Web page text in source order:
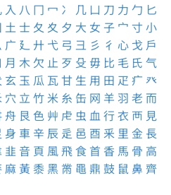
入 八 冂 冖 冫 几 凵 刀 力 勹 匕
土 士 夂 夊 夕 大 女 子 宀 寸小
广 廴廾 弋 弓 彐 彡 彳 心 戈 戶
月 木欠 止 歹 殳 毋 比 毛 氏 气
玄 玉 瓜 瓦甘 生 用 田 疋 疒 癶
穴 立 竹米 糸 缶 网 羊 羽 老 而
舟 艮 色 艸 虍 虫 血行衣 襾 見
身 車 辛 辰 辵 邑 酉 釆 里 金 長
韭 音 頁 風飛食首 香 馬 骨 高
麻 黃 黍 黑 黹 黽鼎 鼓 鼠 鼻 齊